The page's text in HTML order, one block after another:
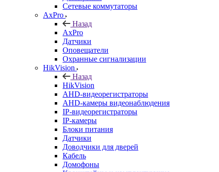
Сетевые коммутаторы
AxPro
Назад
AxPro
Датчики
Оповещатели
Охранные сигнализации
HikVision
Назад
HikVision
AHD-видеорегистраторы
AHD-камеры видеонаблюдения
IP-видеорегистраторы
IP-камеры
Блоки питания
Датчики
Доводчики для дверей
Кабель
Домофоны